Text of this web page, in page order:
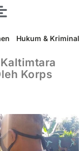
Hukum & Kriminal
Korps